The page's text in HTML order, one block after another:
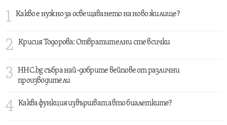
1 Какво е нужно за освещаването на ново жилище?
2 Крисия Тодорова: Отвратителни сте всички
3
HHC.bg събра най-добрите вейпове от различни
производители
4 Каква функция извършват авто биалетките?